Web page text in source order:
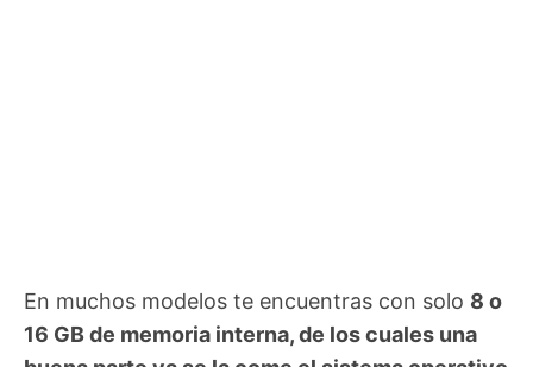
En muchos modelos te encuentras con solo 8 o
16 GB de memoria interna, de los cuales una